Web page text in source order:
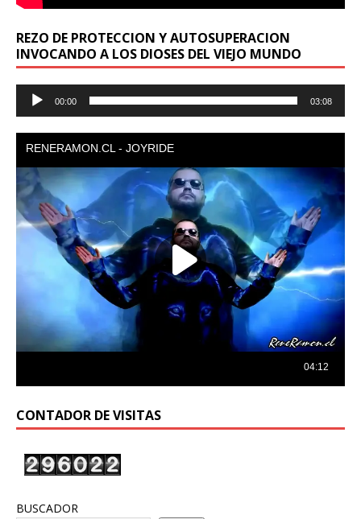
REZO DE PROTECCION Y AUTOSUPERACION
INVOCANDO A LOS DIOSES DEL VIEJO MUNDO
Reproductor
00:00 03:08
CONTADOR DE VISITAS
BUSCADOR